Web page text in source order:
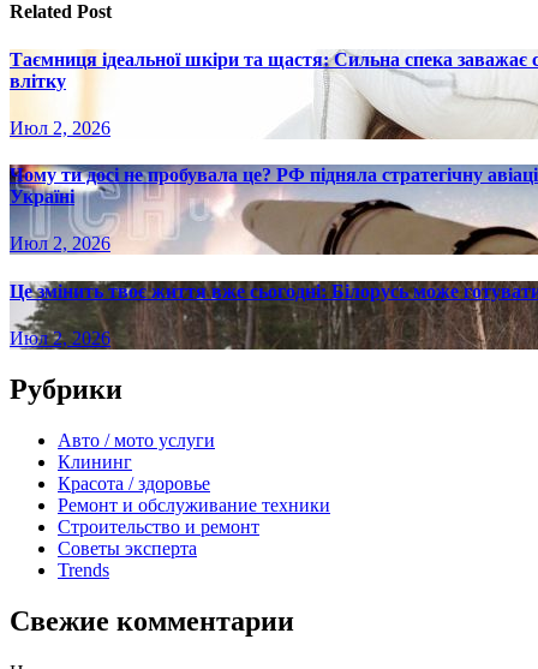
Related Post
Таємниця ідеальної шкіри та щастя: Сильна спека
влітку
Июл 2, 2026
Чому ти досі не пробувала це? РФ підняла стратегічну
Україні
Июл 2, 2026
Це змінить твоє життя вже сьогодні: Білорусь може
Июл 2, 2026
Рубрики
Авто / мото услуги
Клининг
Красота / здоровье
Ремонт и обслуживание техники
Строительство и ремонт
Советы эксперта
Trends
Свежие комментарии